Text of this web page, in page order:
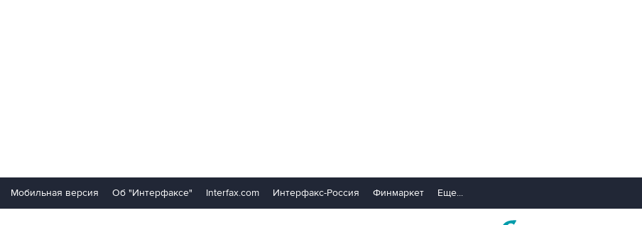
Мобильная версия Об "Интерфаксе" Interfax.com Интерфакс-Россия Финмаркет Еще...